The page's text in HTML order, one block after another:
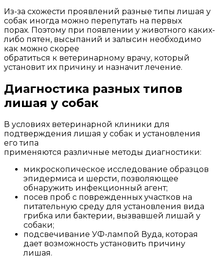
Из-за схожести проявлений разные типы лишая у
собак иногда можно перепутать на первых
порах. Поэтому при появлении у животного каких-
либо пятен, высыпаний и залысин необходимо
как можно скорее
обратиться к ветеринарному врачу, который
установит их причину и назначит лечение.
Диагностика разных типов
лишая у собак
В условиях ветеринарной клиники для
подтверждения лишая у собак и установления
его типа
применяются различные методы диагностики:
микроскопическое исследование образцов
эпидермиса и шерсти, позволяющее
обнаружить инфекционный агент;
посев проб с поврежденных участков на
питательную среду для установления вида
грибка или бактерии, вызвавшей лишай у
собаки;
подсвечивание УФ-лампой Вуда, которая
дает возможность установить причину
лишая.